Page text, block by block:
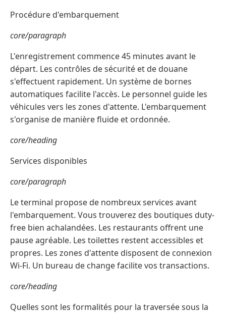
Procédure d'embarquement
core/paragraph
L'enregistrement commence 45 minutes avant le
départ. Les contrôles de sécurité et de douane
s'effectuent rapidement. Un système de bornes
automatiques facilite l'accès. Le personnel guide les
véhicules vers les zones d'attente. L'embarquement
s'organise de manière fluide et ordonnée.
core/heading
Services disponibles
core/paragraph
Le terminal propose de nombreux services avant
l'embarquement. Vous trouverez des boutiques duty-
free bien achalandées. Les restaurants offrent une
pause agréable. Les toilettes restent accessibles et
propres. Les zones d'attente disposent de connexion
Wi-Fi. Un bureau de change facilite vos transactions.
core/heading
Quelles sont les formalités pour la traversée sous la